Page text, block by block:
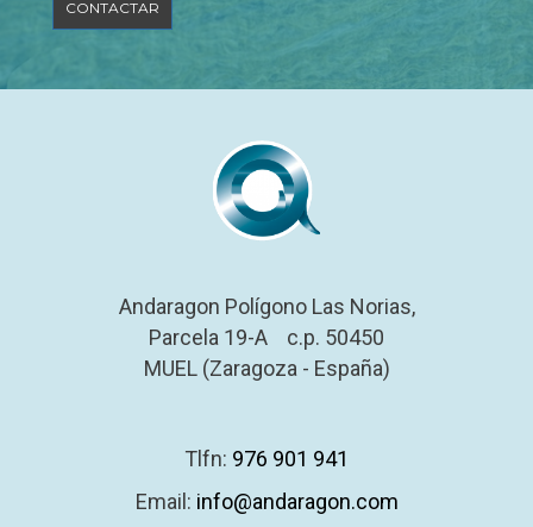
Andaragon Polígono Las Norias,
Parcela 19-A c.p. 50450
MUEL (Zaragoza - España)
Tlfn: 976 901 941
Email: info@andaragon.com